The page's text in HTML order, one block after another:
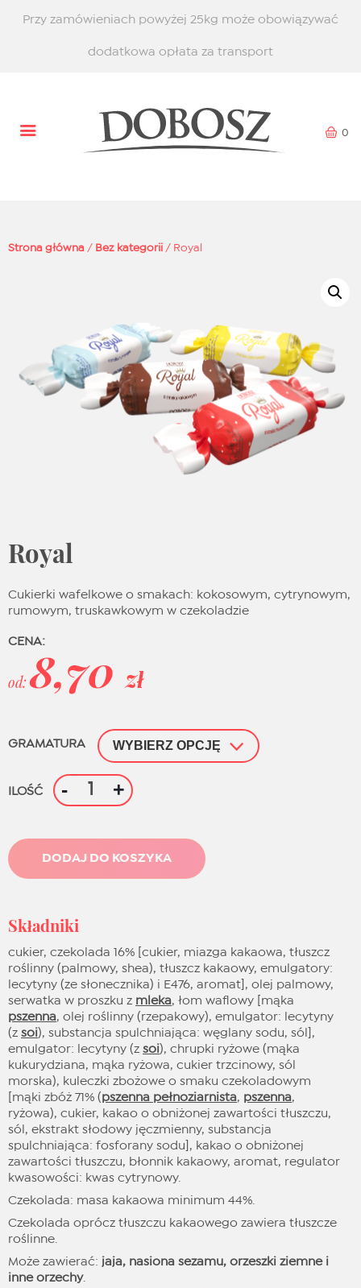
Przy zamówieniach powyżej 25kg może obowiązywać
dodatkowa opłata za transport
0
Strona główna / Bez kategorii / Royal
Royal
Cukierki wafelkowe o smakach: kokosowym, cytrynowym,
rumowym, truskawkowym w czekoladzie
CENA:
od: 8,70zł
GRAMATURA
ILOŚĆ -
ilość
Royal
+
DODAJ DO KOSZYKA
Składniki
cukier, czekolada 16% [cukier, miazga kakaowa, tłuszcz
roślinny (palmowy, shea), tłuszcz kakaowy, emulgatory:
lecytyny (ze słonecznika) i E476, aromat], olej palmowy,
serwatka w proszku z mleka, łom waflowy [mąka
pszenna, olej roślinny (rzepakowy), emulgator: lecytyny
(z soi), substancja spulchniająca: węglany sodu, sól],
emulgator: lecytyny (z soi), chrupki ryżowe (mąka
kukurydziana, mąka ryżowa, cukier trzcinowy, sól
morska), kuleczki zbożowe o smaku czekoladowym
[mąki zbóż 71% ( pszenna pełnoziarnista, pszenna,
ryżowa), cukier, kakao o obniżonej zawartości tłuszczu,
sól, ekstrakt słodowy jęczmienny, substancja
spulchniająca: fosforany sodu], kakao o obniżonej
zawartości tłuszczu, błonnik kakaowy, aromat, regulator
kwasowości: kwas cytrynowy.
Czekolada: masa kakaowa minimum 44%.
Czekolada oprócz tłuszczu kakaowego zawiera tłuszcze
roślinne.
Może zawierać: jaja, nasiona sezamu, orzeszki ziemne i
inne orzechy.